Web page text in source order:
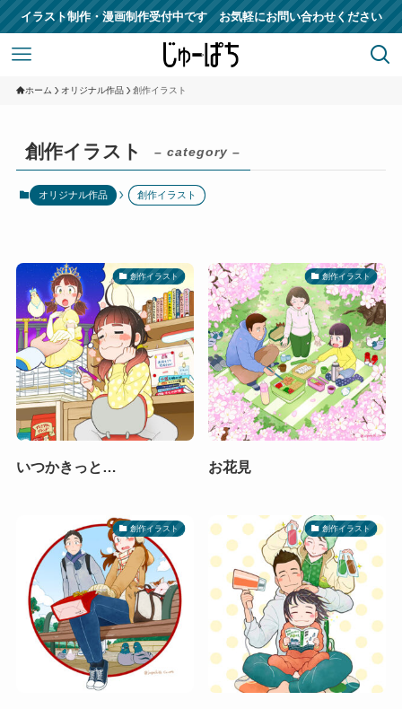
イラスト制作・漫画制作受付中です お気軽にお問い合わせください
ホーム オリジナル作品 創作イラスト
創作イラスト – category –
オリジナル作品 創作イラスト
創作イラスト
いつかきっと…
創作イラスト
お花見
創作イラスト 創作イラスト